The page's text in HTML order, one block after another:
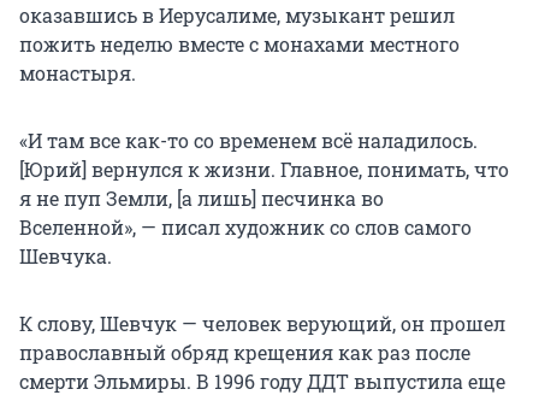
оказавшись в Иерусалиме, музыкант решил
пожить неделю вместе с монахами местного
монастыря.
«И там все как-то со временем всё наладилось.
[Юрий] вернулся к жизни. Главное, понимать, что
я не пуп Земли, [а лишь] песчинка во
Вселенной», — писал художник со слов самого
Шевчука.
К слову, Шевчук — человек верующий, он прошел
православный обряд крещения как раз после
смерти Эльмиры. В 1996 году ДДТ выпустила еще